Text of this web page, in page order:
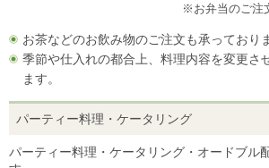
※お弁当のご注
お茶などのお飲み物のご注文も承っており
季節や仕入れの都合上、料理内容を変更さ
ます。
パーティー料理・ケータリング
パーティー料理・ケータリング・オードブル